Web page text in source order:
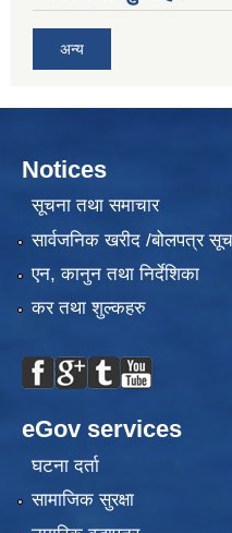
अन्य
Notices
सूचना तथा समाचार
सार्वजनिक खरीद /बोलपत्र
एन, कानुन तथा निर्देशिका
कर तथा शुल्कहरु
eGov services
घटना दर्ता
सामाजिक सुरक्षा